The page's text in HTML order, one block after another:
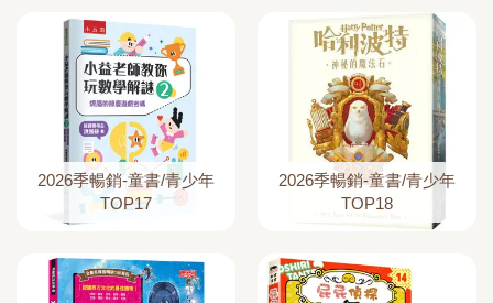
2026季暢銷-童書/青少年
TOP17
2026季暢銷-童書/青少年
TOP18